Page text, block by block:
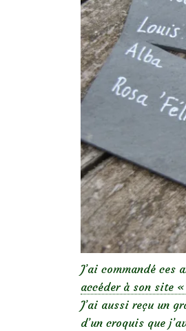
J’ai commandé
accéder à son site
J’ai aussi reçu un
d’un croquis que